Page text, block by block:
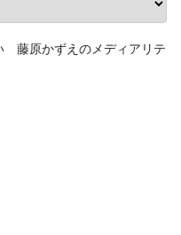
藤原かずえのメディアリテ